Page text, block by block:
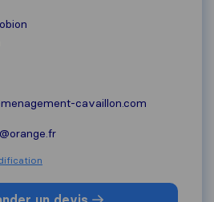
cavaillon.com